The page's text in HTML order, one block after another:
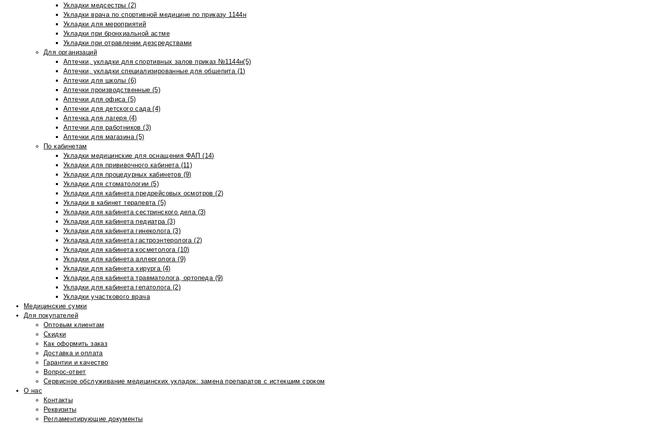
Укладки медсестры (2)
Укладки врача по спортивной медицине по приказу 1144н
Укладки для мероприятий
Укладки при бронхиальной астме
Укладки при отравлении дезсредствами
Для организаций
Аптечки, укладки для спортивных залов приказ №1144н(5)
Аптечки, укладки специализированные для общепита (1)
Аптечки для школы (6)
Аптечки производственные (5)
Аптечки для офиса (5)
Аптечки для детского сада (4)
Аптечка для лагеря (4)
Аптечки для работников (3)
Аптечки для магазина (5)
По кабинетам
Укладки медицинские для оснащения ФАП (14)
Укладки для прививочного кабинета (11)
Укладки для процедурных кабинетов (9)
Укладки для стоматологии (5)
Укладки для кабинета предрейсовых осмотров (2)
Укладки в кабинет терапевта (5)
Укладки для кабинета сестринского дела (3)
Укладки для кабинета педиатра (3)
Укладки для кабинета гинеколога (3)
Укладка для кабинета гастроэнтеролога (2)
Укладки для кабинета косметолога (10)
Укладки для кабинета аллерголога (9)
Укладки для кабинета хирурга (4)
Укладки для кабинета травматолога, ортопеда (9)
Укладки для кабинета гепатолога (2)
Укладки участкового врача
Медицинские сумки
Для покупателей
Оптовым клиентам
Скидки
Как оформить заказ
Доставка и оплата
Гарантии и качество
Вопрос-ответ
Сервисное обслуживание медицинских укладок: замена препаратов с истекшим сроком
О нас
Контакты
Реквизиты
Регламентирующие документы